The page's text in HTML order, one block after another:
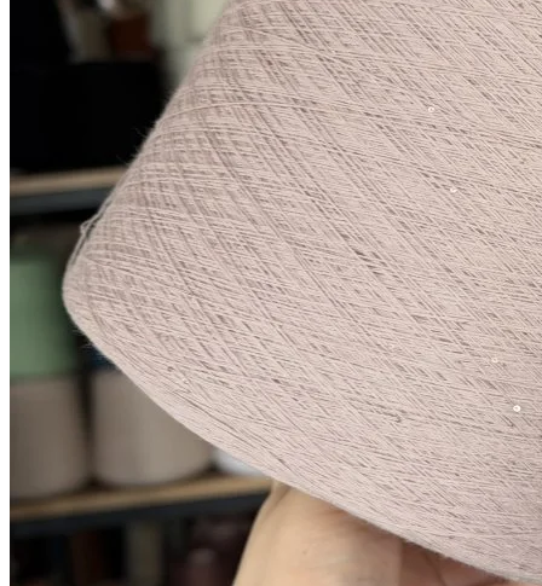
Купить
Filato Italiano
Мы используем файлы cookie,
чтобы улучшить работу сайта и предоставить вам
больше возможностей. Также, к сайту подключен сервис
веб аналитики Яндекс Метрика, использующий cookie.
Продолжая использовать сайт, вы соглашаетесь с
условиями использования cookie.